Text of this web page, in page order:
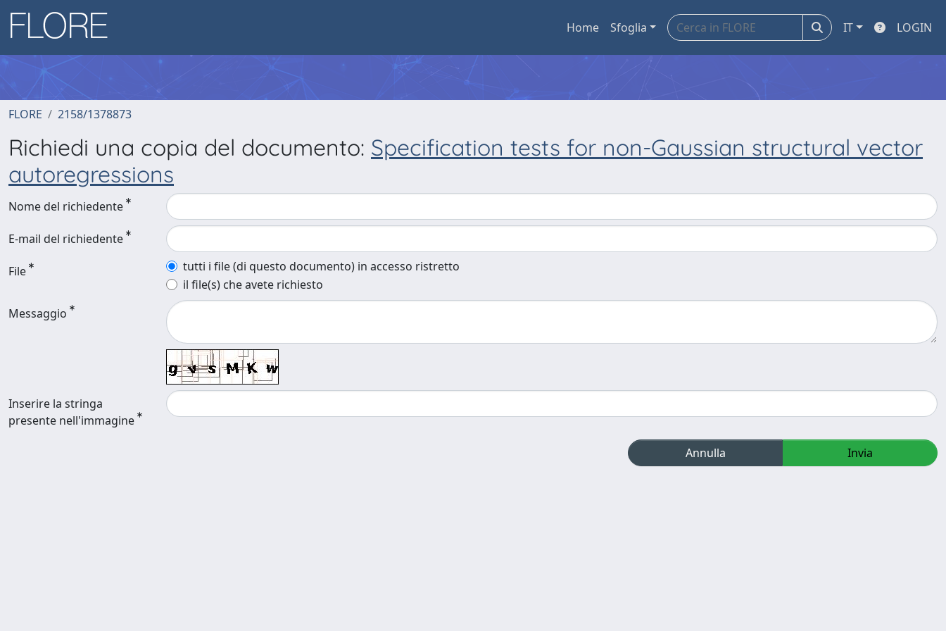
Home Sfoglia IT LOGIN
FLORE 2158/1378873
Richiedi una copia del documento: Specification tests for non-Gaussian structural vector
autoregressions
Nome del richiedente
E-mail del richiedente
File
tutti i file (di questo documento) in accesso ristretto
il file(s) che avete richiesto
Messaggio
Inserire la stringa
presente nell'immagine
Annulla Invia